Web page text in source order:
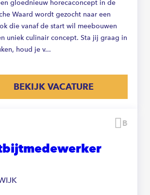
gloednieuw horecaconcept in de
Waard wordt gezocht naar een
die vanaf de start wil meebouwen
uniek culinair concept. Sta jij graag in
houd je v...
BEKIJK VACATURE
Bewaren